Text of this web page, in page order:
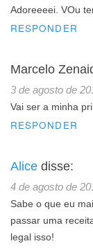
Adoreeeei. VOu
RESPONDER
Marcelo
3 de agosto de
Vai ser a minha
RESPONDER
Alice disse:
4 de agosto de
Sabe o que eu
passar uma
legal isso!